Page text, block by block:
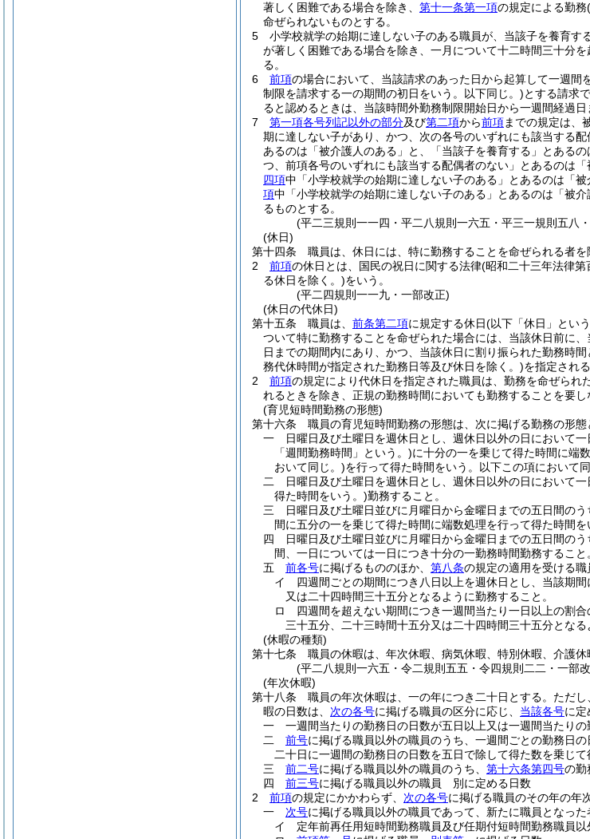
著しく困難である場合を除き、 第十一条第一項の規定による勤務
命ぜられないものとする。
5
小学校就学の始期に達しない子のある職員が、当該子を養育
が著しく困難である場合を除き、一月について十二時間三十分を
る。
6
前項の場合において、当該請求のあった日から起算して一週間
制限を請求する一の期間の初日をいう。以下同じ。)とする請求
ると認めるときは、当該時間外勤務制限開始日から一週間経過
7
第一項各号列記以外の部分及び第二項から前項までの規定は、
期に達しない子があり、かつ、次の各号のいずれにも該当する配
あるのは「被介護人のある」と、「当該子を養育する」とあるの
つ、前項各号のいずれにも該当する配偶者のない」とあるのは
四項中「小学校就学の始期に達しない子のある」とあるのは「
項中「小学校就学の始期に達しない子のある」とあるのは「被
るものとする。
(平二三規則一一四・平二八規則一六五・平三一規則五八
(休日)
第十四条
職員は、休日には、特に勤務することを命ぜられる者
2
前項の休日とは、国民の祝日に関する法律(昭和二十三年法律第
る休日を除く。)をいう。
(平二四規則一一九・一部改正)
(休日の代休日)
第十五条
職員は、 前条第二項に規定する休日(以下「休日」とい
ついて特に勤務することを命ぜられた場合には、当該休日前に、
日までの期間内にあり、かつ、当該休日に割り振られた勤務時
務代休時間が指定された勤務日等及び休日を除く。)を指定され
2
前項の規定により代休日を指定された職員は、勤務を命ぜら
れるときを除き、正規の勤務時間においても勤務することを要し
(育児短時間勤務の形態)
第十六条
職員の育児短時間勤務の形態は、次に掲げる勤務の形態
一
日曜日及び土曜日を週休日とし、週休日以外の日において
「週間勤務時間」という。)に十分の一を乗じて得た時間に端
おいて同じ。)を行って得た時間をいう。以下この項において
二
日曜日及び土曜日を週休日とし、週休日以外の日において
得た時間をいう。)勤務すること。
三
日曜日及び土曜日並びに月曜日から金曜日までの五日間の
間に五分の一を乗じて得た時間に端数処理を行って得た時間
四
日曜日及び土曜日並びに月曜日から金曜日までの五日間の
間、一日については一日につき十分の一勤務時間勤務すること
五
前各号に掲げるもののほか、 第八条の規定の適用を受ける職
イ
四週間ごとの期間につき八日以上を週休日とし、当該期
又は二十四時間三十五分となるように勤務すること。
ロ
四週間を超えない期間につき一週間当たり一日以上の割
三十五分、二十三時間十五分又は二十四時間三十五分となる
(休暇の種類)
第十七条
職員の休暇は、年次休暇、病気休暇、特別休暇、介護
(平二八規則一六五・令二規則五五・令四規則二二・一部
(年次休暇)
第十八条
職員の年次休暇は、一の年につき二十日とする。 ただ
暇の日数は、 次の各号に掲げる職員の区分に応じ、 当該各号に定
一
一週間当たりの勤務日の日数が五日以上又は一週間当たり
二
前号に掲げる職員以外の職員のうち、一週間ごとの勤務日
二十日に一週間の勤務日の日数を五日で除して得た数を乗じて
三
前二号に掲げる職員以外の職員のうち、 第十六条第四号の勤
四
前三号に掲げる職員以外の職員 別に定める日数
2
前項の規定にかかわらず、 次の各号に掲げる職員のその年の年
一
次号に掲げる職員以外の職員であって、新たに職員となっ
イ
定年前再任用短時間勤務職員及び任期付短時間勤務職員